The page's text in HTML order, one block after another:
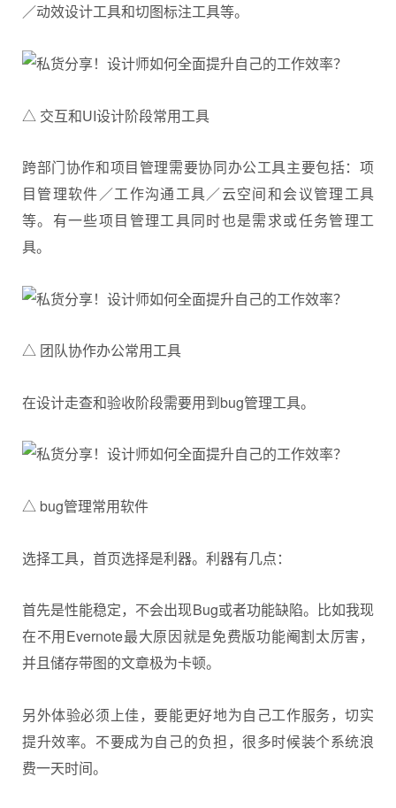
／动效设计工具和切图标注工具等。
△ 交互和UI设计阶段常用工具
跨部门协作和项目管理需要协同办公工具主要包括：项
目管理软件／工作沟通工具／云空间和会议管理工具
等。有一些项目管理工具同时也是需求或任务管理工
具。
△ 团队协作办公常用工具
在设计走查和验收阶段需要用到bug管理工具。
△ bug管理常用软件
选择工具，首页选择是利器。利器有几点：
首先是性能稳定，不会出现Bug或者功能缺陷。比如我现
在不用Evernote最大原因就是免费版功能阉割太厉害，
并且储存带图的文章极为卡顿。
另外体验必须上佳，要能更好地为自己工作服务，切实
提升效率。不要成为自己的负担，很多时候装个系统浪
费一天时间。